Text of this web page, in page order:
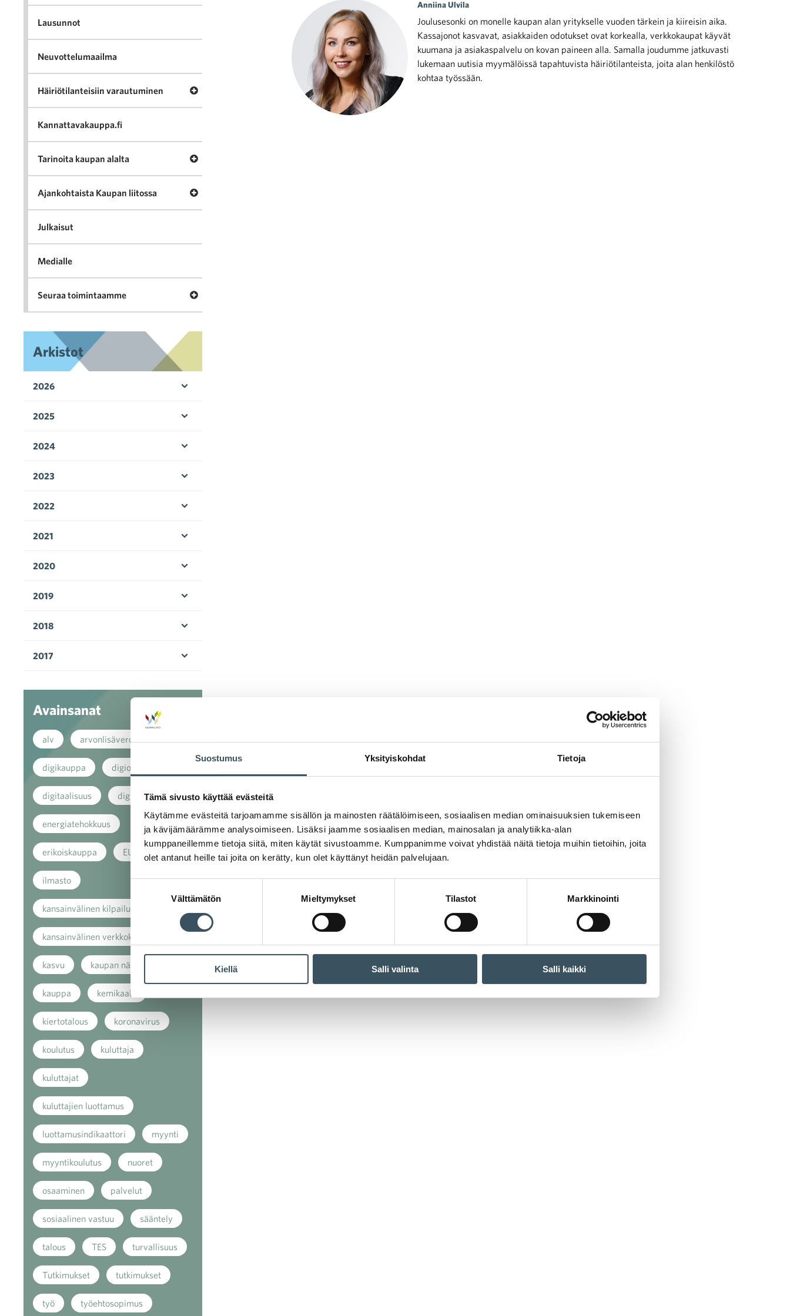
Suostumus Yksityiskohdat Tietoja
Tämä sivusto käyttää evästeitä
Käytämme evästeitä tarjoamamme sisällön ja mainosten räätälöimiseen, sosiaalisen median ominaisuuksien tukemiseen
ja kävijämäärämme analysoimiseen. Lisäksi jaamme sosiaalisen median, mainosalan ja analytiikka-alan
kumppaneillemme tietoja siitä, miten käytät sivustoamme. Kumppanimme voivat yhdistää näitä tietoja muihin tietoihin, joita
olet antanut heille tai joita on kerätty, kun olet käyttänyt heidän palvelujaan.
valinta
Välttämätön Mieltymykset Tilastot Markkinointi
Kiellä Salli valinta Salli kaikki
Anniina Ulvila
Joulusesonki on monelle kaupan alan yritykselle vuoden tärkein ja kiireisin aika.
Kassajonot kasvavat, asiakkaiden odotukset ovat korkealla, verkkokaupat käyvät
kuumana ja asiakaspalvelu on kovan paineen alla. Samalla joudumme jatkuvasti
lukemaan uutisia myymälöissä tapahtuvista häiriötilanteista, joita alan henkilöstö
kohtaa työssään.
Lausunnot
Neuvottelumaailma
Häiriötilanteisiin varautuminen Avaa valikko Häiriötilanteisiin varautuminen
Kannattavakauppa.fi
Tarinoita kaupan alalta Avaa valikko Tarinoita kaupan alalta
Ajankohtaista Kaupan liitossa Avaa valikko Ajankohtaista Kaupan liitossa
Julkaisut
Medialle
Seuraa toimintaamme Avaa valikko Seuraa toimintaamme
Arkistot
2026
2025
2024
2023
2022
2021
2020
2019
2018
2017
Avainsanat
alv arvonlisävero
digikauppa digiostaminen
digitaalisuus digitalisaatio
energiatehokkuus
erikoiskauppa EU
ilmasto
kansainvälinen kilpailu
kansainvälinen verkkokauppa
kasvu kaupan näkymät
kauppa kemikaalit
kiertotalous koronavirus
koulutus kuluttaja
kuluttajat
kuluttajien luottamus
luottamusindikaattori myynti
myyntikoulutus nuoret
osaaminen palvelut
sosiaalinen vastuu sääntely
talous TES turvallisuus
Tutkimukset tutkimukset
työ työehtosopimus